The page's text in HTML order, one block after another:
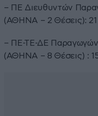
– ΠΕ Διευθυντών
(ΑΘΗΝΑ – 2 Θέσεις): 21
– ΠΕ-ΤΕ-ΔΕ
(ΑΘΗΝΑ – 8 Θέσεις) :